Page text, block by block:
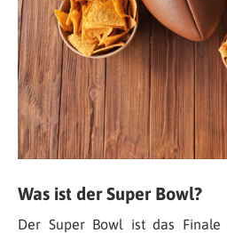
Was ist der Super Bowl?
Der Super Bowl ist das Finale